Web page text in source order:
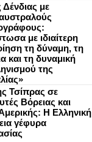
με
με ιδιαίτερη
τη δύναμη, τη
και τη δυναμική
της
Τσίπρας σε
Βόρειας και
Η Ελληνική
γέφυρα